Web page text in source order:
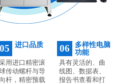
05 进口品质
用进口精密滚
传动螺杆与导
向杆，精密预载
06
多样性电脑
功能
具有灵活的、曲
线图、数据表、
报告书查看和打